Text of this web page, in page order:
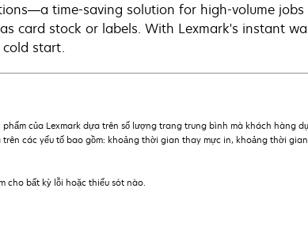
time-saving solution for high-volume
card stock or labels. With Lexmark's instant
cold start.
của Lexmark dựa trên số lượng trang trung bình mà khách hàng
các yếu tố bao gồm: khoảng thời gian thay mực in, khoảng thời
cho bất kỳ lỗi hoặc thiếu sót nào.